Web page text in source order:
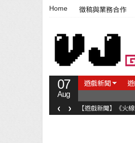
Home 徵稿與業務合作
07
Aug
遊戲新聞
【遊戲新聞】《火
‹ ›